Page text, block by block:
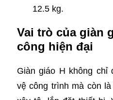
12.5 kg.
Vai trò của giàn
công hiện đại
Giàn giáo H không chỉ
vệ công trình mà còn